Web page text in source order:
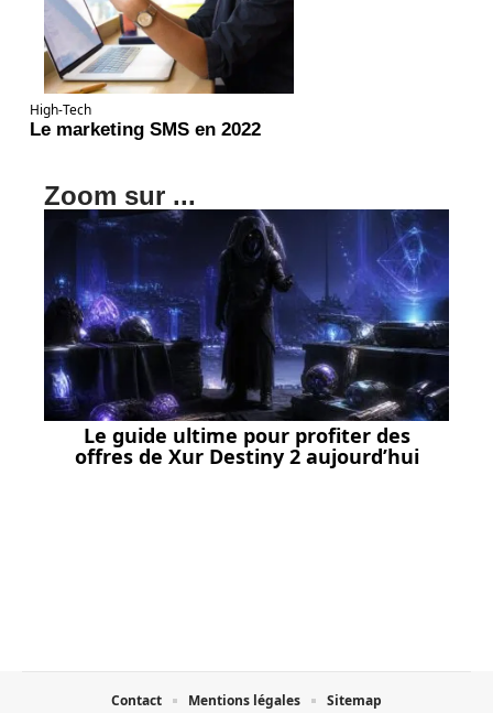
High-Tech
Le marketing SMS en 2022
Zoom sur ...
Le guide ultime pour profiter des
offres de Xur Destiny 2 aujourd’hui
Contact Mentions légales Sitemap